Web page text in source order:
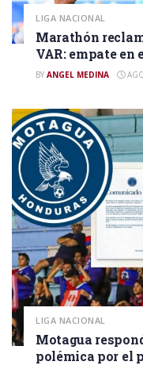
LIGA NACIONAL
Marathón
VAR: empate en
BY ANGEL MEDINA
LIGA NACIONAL
Motagua
polémica por el